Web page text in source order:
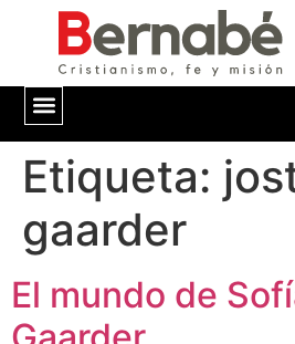
Etiqueta:
gaarder
El mundo de